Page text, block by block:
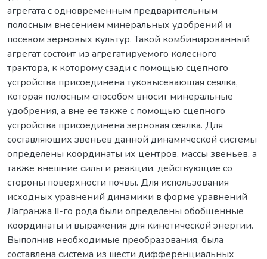
агрегата с одновременным предварительным
полосным внесением минеральных удобрений и
посевом зерновых культур. Такой комбинированный
агрегат состоит из агрегатируемого колесного
трактора, к которому сзади с помощью сцепного
устройства присоединена туковысевающая сеялка,
которая полосным способом вносит минеральные
удобрения, а вне ее также с помощью сцепного
устройства присоединена зерновая сеялка. Для
составляющих звеньев данной динамической системы
определены координаты их центров, массы звеньев, а
также внешние силы и реакции, действующие со
стороны поверхности почвы. Для использования
исходных уравнений динамики в форме уравнений
Лагранжа II-го рода были определены обобщенные
координаты и выражения для кинетической энергии.
Выполнив необходимые преобразования, была
составлена система из шести дифференциальных